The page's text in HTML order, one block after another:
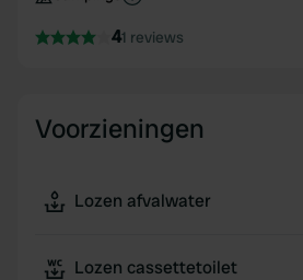
41 reviews
Voorzieningen
Lozen afvalwater
Lozen cassettetoilet